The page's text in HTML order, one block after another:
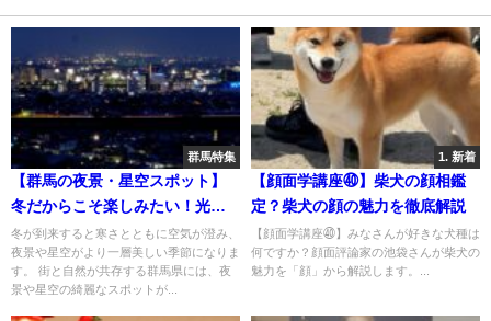
群馬特集
【群馬の夜景・星空スポット】
冬だからこそ楽しみたい！光が
織りなすアートな風景
冬が到来すると寒さとともに空気が澄み、
夜景や星空がより一層美しい季節になりま
す。 街と自然が共存する群馬県には、夜
景や星空の綺麗なスポットが...
1. 新着
【顔面学講座㊵】柴犬の顔相鑑
定？柴犬の顔の魅力を徹底解説
【顔面学講座㊵】みなさんが好きな犬種は
何ですか？顔面評論家の池袋さんが柴犬の
魅力を「顔」から解説します。...